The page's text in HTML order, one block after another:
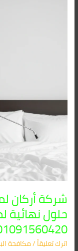
شركة أركان
حلول نهائية
اترك تعليقاً/مكافحة
من
الحشرات
01091560420